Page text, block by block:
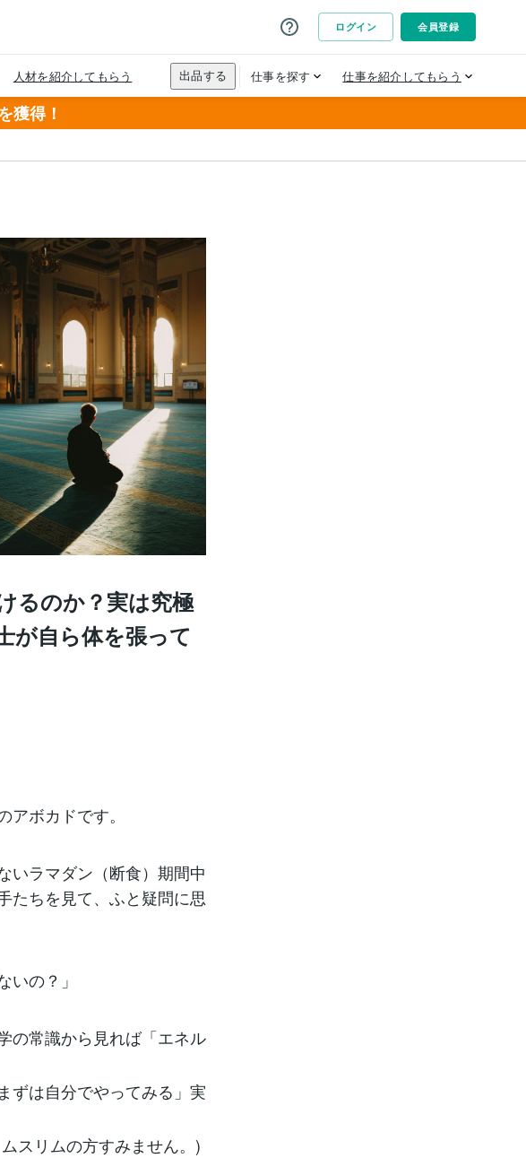
獲得！
るのか？実は究極
が自ら体を張って
ボカドです。
いラマダン（断食）期間中
たちを見て、ふと疑問に思
いの？」
の常識から見れば「エネル
ずは自分でやってみる」実
スリムの方すみません。)